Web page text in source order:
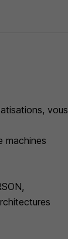
vous
machines